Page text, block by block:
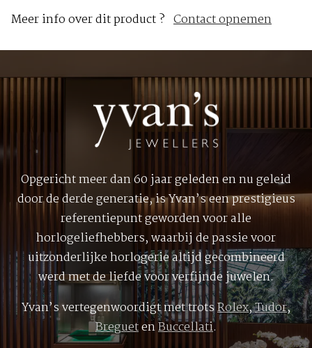
Meer info over dit product ? Contact opnemen
Opgericht meer dan 60 jaar geleden en nu geleid
door de derde generatie, is Yvan’s een prestigieus
referentiepunt geworden voor alle
horlogeliefhebbers, waarbij de passie voor
uitzonderlijke horlogerie altijd gecombineerd
werd met de liefde voor verfijnde juwelen.
Yvan’s vertegenwoordigt met trotsRolex,Tudor,
BreguetenBuccellati.